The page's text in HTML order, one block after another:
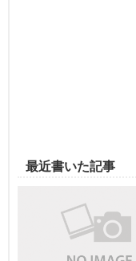
最近書いた記事